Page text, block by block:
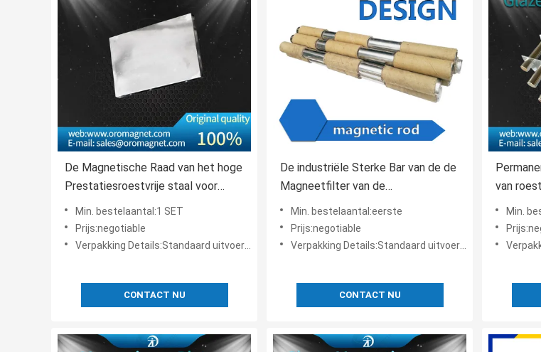
De Magnetische Raad van het hoge
Prestatiesroestvrije staal voor
Elektromagnetische Separator
Min. bestelaantal:1 SET
Prijs:negotiable
Verpakking Details:Standaard uitvoerend pakket
CONTACT NU
De industriële Sterke Bar van de de
Magneetfilter van de
Neodymiumseparator/Staaf voor
Voedselverwerking
Min. bestelaantal:eerste
Prijs:negotiable
Verpakking Details:Standaard uitvoerend pakket
CONTACT NU
van
raster /
Min.